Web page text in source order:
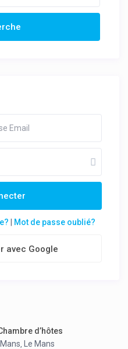
Mot de passe oublié?
avec Google
d’hôtes
Le Mans